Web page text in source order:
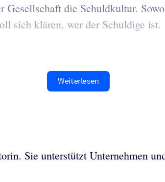
Gesellschaft die Schuldkultur.
sich klären, wer der Schuldige ist.
Weiterlesen
Sie unterstützt Unternehmen